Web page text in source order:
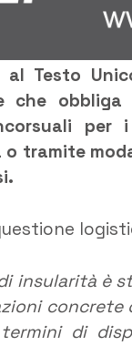
Testo
che
per
o tramite
insularità è
di